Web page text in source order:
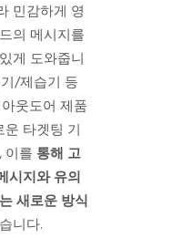
민감하게 영
의 메시지를
게 도와줍니
/제습기 등
웃도어 제품
타겟팅 기
이를 통해 고
시지와 유의
새로운 방식
니다.